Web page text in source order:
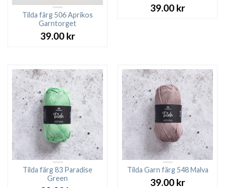
Tilda färg 506 Aprikos
Garntorget
39.00 kr
39.00 kr
Tilda färg 83 Paradise
Green
Tilda Garn färg 548 Malva
39.00 kr